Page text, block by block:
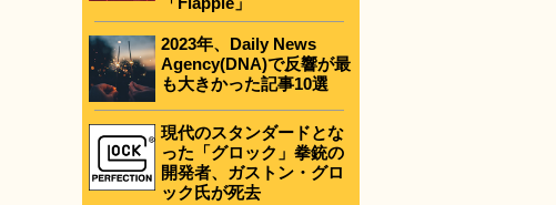
2023年、Daily News
Agency(DNA)で反響が最
も大きかった記事10選
現代のスタンダードとな
った「グロック」拳銃の
開発者、ガストン・グロ
ック氏が死去